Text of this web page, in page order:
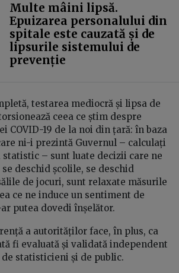
Multe mâini lipsă.
Epuizarea personalului din
spitale este cauzată și de
lipsurile sistemului de
prevenție
testarea mediocră și lipsa de
ceea ce știm despre
COVID-19 de la noi din țară: în baza
ni-i prezintă Guvernul – calculați
statistic – sunt luate decizii care ne
deschid școlile, se deschid
de jocuri, sunt relaxate măsurile
ce ne induce un sentiment de
putea dovedi înșelător.
a autorităților face, în plus, ca
fi evaluată și validată independent
statisticieni și de public.